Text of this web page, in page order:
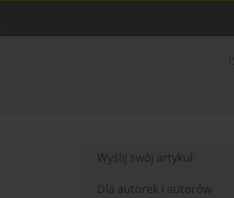
Wyślij swój artykuł
Dla autorek i autorów